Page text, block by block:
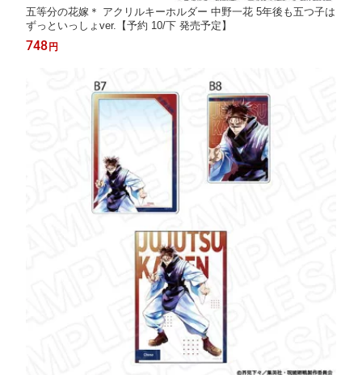
五等分の花嫁＊ アクリルキーホルダー 中野一花 5年後も五つ子は
ずっといっしょver.【予約 10/下 発売予定】
748 円